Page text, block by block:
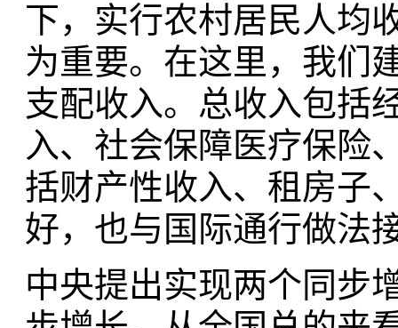
下，实行农村居民人均
为重要。在这里，我们
支配收入。总收入包括
入、社会保障医疗保险
括财产性收入、租房子
好，也与国际通行做法
中央提出实现两个同步